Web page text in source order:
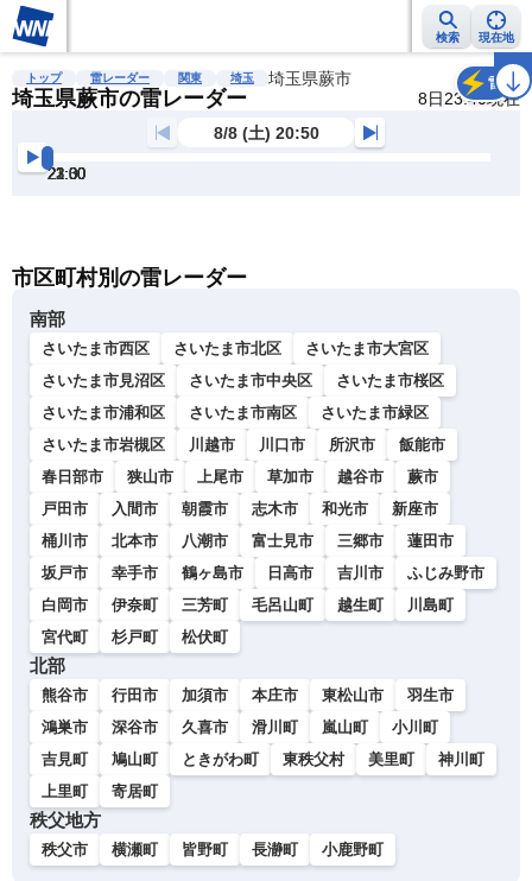
検索 現在地
雨雲レーダー 台風情報 地震情報 警報・注意報 2週間天気 ラ
トップ 雷レーダー 関東 埼玉 埼玉県蕨市
埼玉県蕨市の雷レーダー 8日23:40現在
雷
8/8 (土) 20:50
21:00
21:30
22:00
22:30
23:00
23:30
市区町村別の雷レーダー
南部
さいたま市西区 さいたま市北区
さいたま市大宮区
さいたま市見沼区
さいたま市中央区
さいたま市桜区
さいたま市浦和区
さいたま市南区
さいたま市緑区
さいたま市岩槻区
川越市 川口市 所沢市
飯能市
春日部市
狭山市 上尾市 草加市 越谷市
蕨市
戸田市
入間市 朝霞市 志木市 和光市
新座市
桶川市
北本市 八潮市 富士見市 三郷市
蓮田市
坂戸市
幸手市 鶴ヶ島市 日高市 吉川市
ふじみ野市
白岡市
伊奈町 三芳町 毛呂山町 越生町
川島町
宮代町
杉戸町 松伏町
北部
熊谷市 行田市 加須市 本庄市 東松山市
羽生市
鴻巣市
深谷市 久喜市 滑川町 嵐山町
小川町
吉見町
鳩山町 ときがわ町 東秩父村 美里町
神川町
上里町
寄居町
秩父地方
秩父市 横瀬町 皆野町 長瀞町 小鹿野町